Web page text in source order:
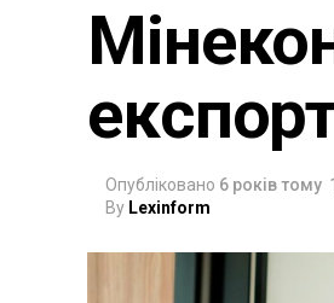
Опубліковано 6 років тому
By Lexinform